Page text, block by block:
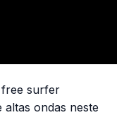
free surfer
ondas neste